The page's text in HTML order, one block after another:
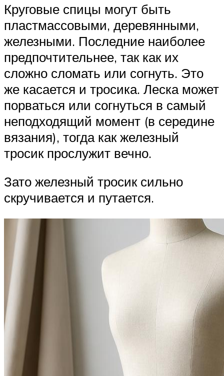
Круговые спицы могут быть
пластмассовыми, деревянными,
железными. Последние наиболее
предпочтительнее, так как их
сложно сломать или согнуть. Это
же касается и тросика. Леска может
порваться или согнуться в самый
неподходящий момент (в середине
вязания), тогда как железный
тросик прослужит вечно.
Зато железный тросик сильно
скручивается и путается.